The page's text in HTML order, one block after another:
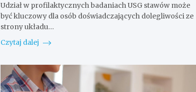
Udział w profilaktycznych badaniach USG stawów może
być kluczowy dla osób doświadczających dolegliwości ze
strony układu…
Czytaj dalej